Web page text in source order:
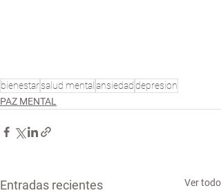
bienestarsalud mental ansiedad depresion
PAZ MENTAL
Entradas recientes Ver todo